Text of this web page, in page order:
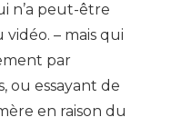
n’a peut-être
– mais qui
par
ou essayant de
en raison du